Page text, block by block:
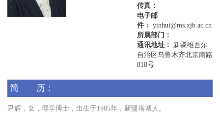
传真：
电子邮
件： yinhui@ms.xjb.ac.cn
所属部门：
通讯地址：
新疆维吾尔
自治区乌鲁木齐北京南路
818号
简 历：
尹辉 ， 女 ，理学博士 ，出生于1985年， 新疆塔城人。